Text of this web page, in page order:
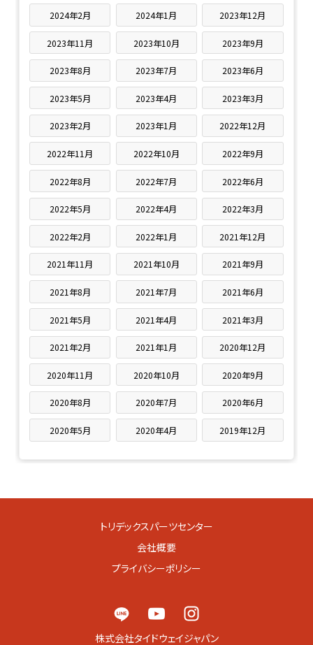
2024年2月 2024年1月 2023年12月
2023年11月 2023年10月 2023年9月
2023年8月 2023年7月 2023年6月
2023年5月 2023年4月 2023年3月
2023年2月 2023年1月 2022年12月
2022年11月 2022年10月 2022年9月
2022年8月 2022年7月 2022年6月
2022年5月 2022年4月 2022年3月
2022年2月 2022年1月 2021年12月
2021年11月 2021年10月 2021年9月
2021年8月 2021年7月 2021年6月
2021年5月 2021年4月 2021年3月
2021年2月 2021年1月 2020年12月
2020年11月 2020年10月 2020年9月
2020年8月 2020年7月 2020年6月
2020年5月 2020年4月 2019年12月
トリデックスパーツセンター
会社概要
プライバシーポリシー
株式会社タイドウェイジャパン